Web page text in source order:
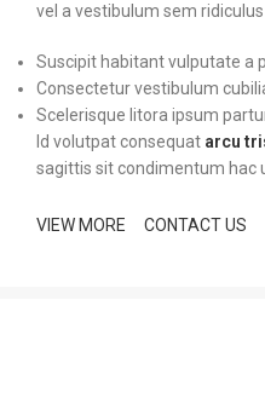
vel a vestibulum sem ridiculus
Suscipit habitant vulputate a
Consectetur vestibulum
Scelerisque litora ipsum
Id volutpat consequat arcu
sagittis sit condimentum hac
VIEW MORE CONTACT US